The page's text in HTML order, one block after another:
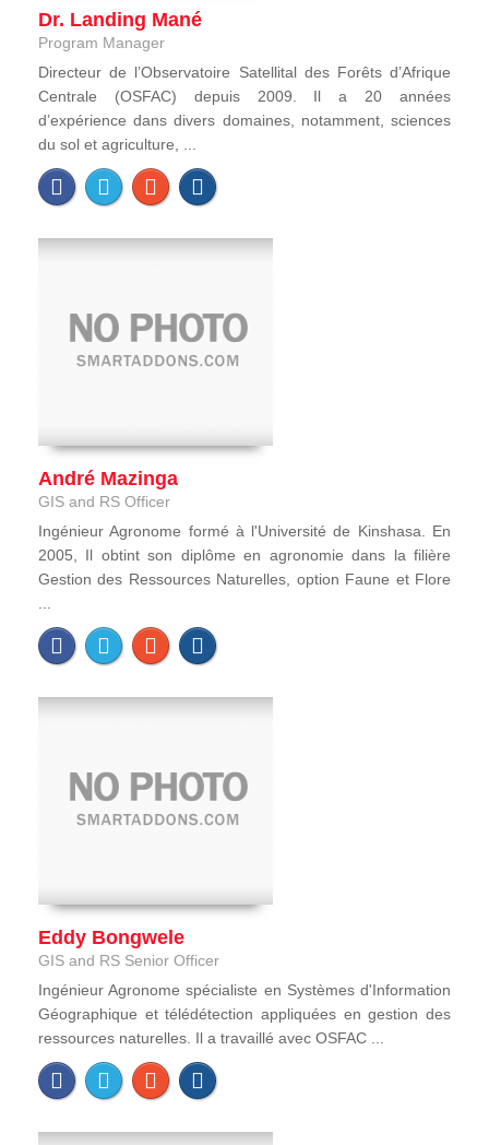
Dr. Landing Mané
Program Manager
Directeur de l’Observatoire Satellital des Forêts d’Afrique
Centrale (OSFAC) depuis 2009. Il a 20 années
d’expérience dans divers domaines, notamment, sciences
du sol et agriculture, ...
André Mazinga
GIS and RS Officer
Ingénieur Agronome formé à l'Université de Kinshasa. En
2005, Il obtint son diplôme en agronomie dans la filière
Gestion des Ressources Naturelles, option Faune et Flore
Eddy Bongwele
GIS and RS Senior Officer
Ingénieur Agronome spécialiste en Systèmes d'Information
Géographique et télédétection appliquées en gestion des
ressources naturelles. Il a travaillé avec OSFAC ...